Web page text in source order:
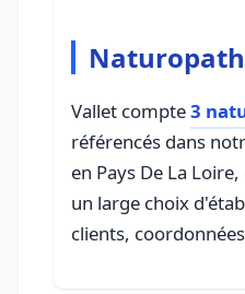
Vallet compte3
référencés dans
en Pays De La
un large choix
clients,